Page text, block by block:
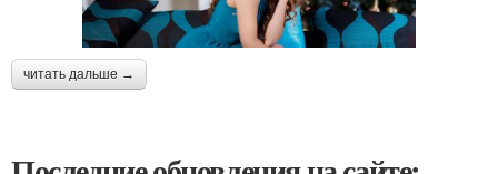
читать дальше →